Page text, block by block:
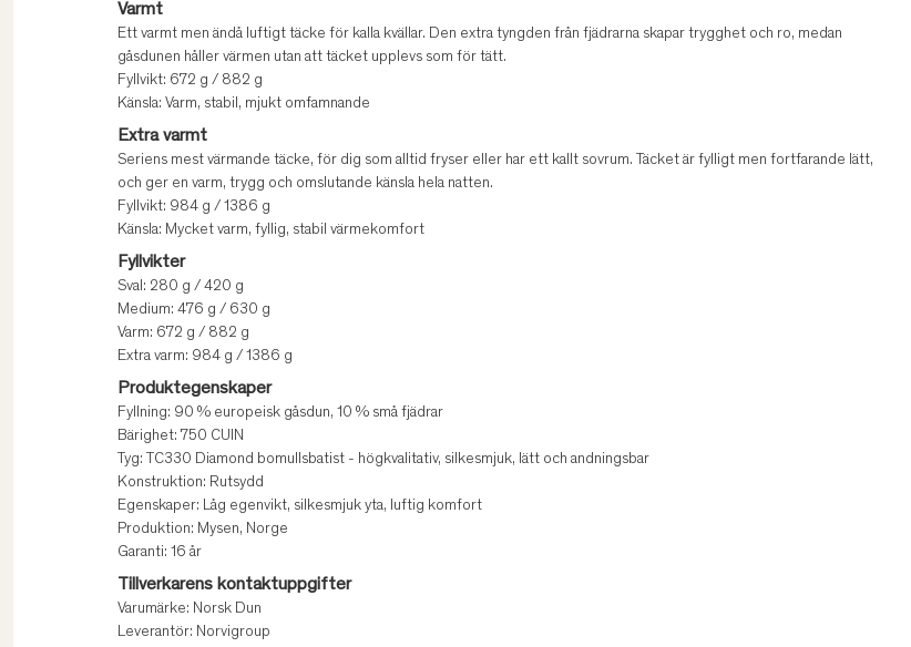
Varmt
Ett varmt men ändå luftigt täcke för kalla kvällar. Den extra tyngden från fjädrarna skapar trygghet och ro, medan
gåsdunen håller värmen utan att täcket upplevs som för tätt.
Fyllvikt: 672 g / 882 g
Känsla: Varm, stabil, mjukt omfamnande
Extra varmt
Seriens mest värmande täcke, för dig som alltid fryser eller har ett kallt sovrum. Täcket är fylligt men fortfarande lätt,
och ger en varm, trygg och omslutande känsla hela natten.
Fyllvikt: 984 g / 1386 g
Känsla: Mycket varm, fyllig, stabil värmekomfort
Fyllvikter
Sval: 280 g / 420 g
Medium: 476 g / 630 g
Varm: 672 g / 882 g
Extra varm: 984 g / 1386 g
Produktegenskaper
Fyllning: 90 % europeisk gåsdun, 10 % små fjädrar
Bärighet: 750 CUIN
Tyg: TC330 Diamond bomullsbatist - högkvalitativ, silkesmjuk, lätt och andningsbar
Konstruktion: Rutsydd
Egenskaper: Låg egenvikt, silkesmjuk yta, luftig komfort
Produktion: Mysen, Norge
Garanti: 16 år
Tillverkarens kontaktuppgifter
Varumärke: Norsk Dun
Leverantör: Norvigroup